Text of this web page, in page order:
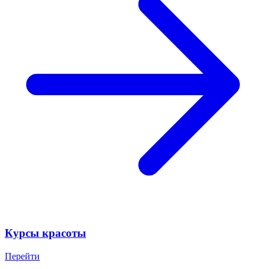
Курсы красоты
Перейти